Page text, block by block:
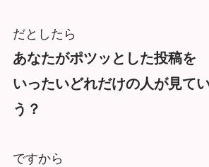
だとしたら
あなたがポツッとした投稿を
いったいどれだけの人が見て
う？
ですから